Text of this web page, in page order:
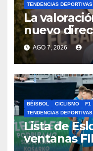
TENDENCIAS DEPORTIVAS
La
nuevo
Barça,
AGO 7, 2026
BÉISBOL CICLISMO F1
TENDENCIAS DEPORTIVAS
Lista de
ventanas